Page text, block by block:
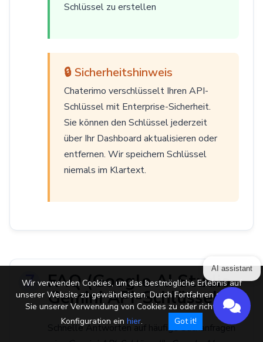
Wir verwenden Cookies, um das bestmögliche Erlebnis auf
unserer Website zu gewährleisten. Durch Fortfahren stimmen
Sie unserer Verwendung von Cookies zu oder richten die
Konfiguration ein hier. Got it!
Schlüssel zu erstellen
🔒 Sicherheitshinweis
Chaterimo verschlüsselt Ihren API-
Schlüssel mit Enterprise-Sicherheit.
Sie können den Schlüssel jederzeit
über Ihr Dashboard aktualisieren oder
entfernen. Wir speichern Schlüssel
niemals im Klartext.
FAQ (Google AI Studio,
Gemini API-Schlüssel)
Schnelle Antworten auf häufige Suchanfragen